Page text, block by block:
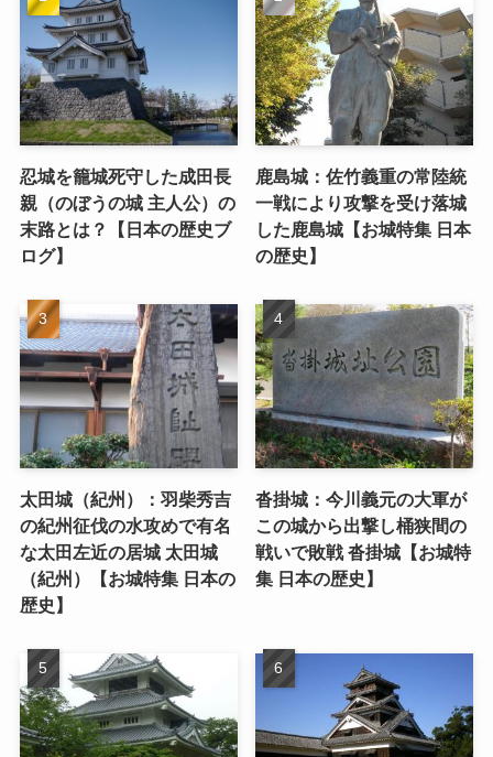
忍城を籠城死守した成田長
親（のぼうの城 主人公）の
末路とは？【日本の歴史ブ
ログ】
鹿島城：佐竹義重の常陸統
一戦により攻撃を受け落城
した鹿島城【お城特集 日本
の歴史】
太田城（紀州）：羽柴秀吉
の紀州征伐の水攻めで有名
な太田左近の居城 太田城
（紀州）【お城特集 日本の
歴史】
沓掛城：今川義元の大軍が
この城から出撃し桶狭間の
戦いで敗戦 沓掛城【お城特
集 日本の歴史】